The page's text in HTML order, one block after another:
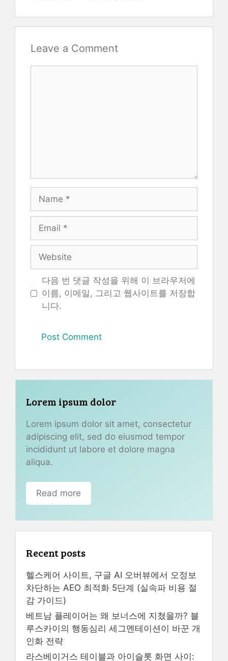
Leave a Comment
다음 번 댓글 작성을 위해 이 브라우저에
이름, 이메일, 그리고 웹사이트를 저장합
니다.
Lorem ipsum dolor
Lorem ipsum dolor sit amet, consectetur
adipiscing elit, sed do eiusmod tempor
incididunt ut labore et dolore magna
aliqua.
Read more
Recent posts
헬스케어 사이트, 구글 AI 오버뷰에서 오정보
차단하는 AEO 최적화 5단계 (실속파 비용 절
감 가이드)
베트남 플레이어는 왜 보너스에 지쳤을까? 블
루스카이의 행동심리 세그멘테이션이 바꾼 개
인화 전략
라스베이거스 테이블과 아이슬롯 화면 사이: